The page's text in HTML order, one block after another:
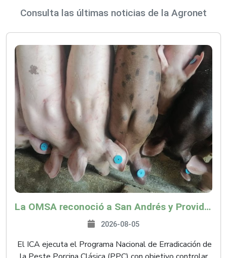
Consulta las últimas noticias de la Agronet
La OMSA reconoció a San Andrés y Providencia como zona libre de Peste Porcina Clásica (PPC)
2026-08-05
El ICA ejecuta el Programa Nacional de Erradicación de